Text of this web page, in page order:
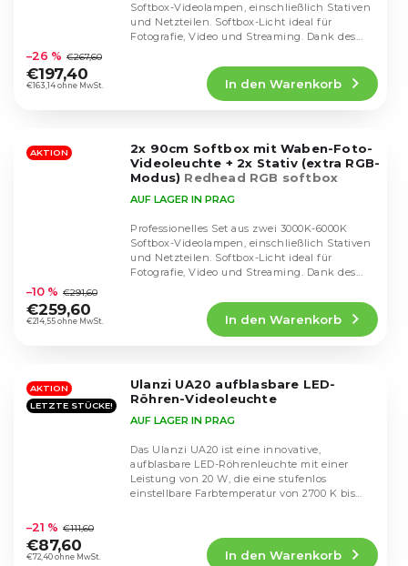
durchschnittliche
Produktbewertung
ist
Sternen.
€163,14 ohne MwSt.
–26 % €267,60
€197,40
In den Warenkorb
Softbox-Videolampen, einschließlich Stativen
und Netzteilen. Softbox-Licht ideal für
Fotografie, Video und Streaming. Dank des...
AKTION
2x 90cm Softbox mit Waben-Foto-
Videoleuchte + 2x Stativ (extra RGB-
Modus) Redhead RGB softbox
durchschnittliche
Produktbewertung
ist
Sternen.
AUF LAGER IN PRAG
€214,55 ohne MwSt.
–10 % €291,60
€259,60
In den Warenkorb
Professionelles Set aus zwei 3000K-6000K
Softbox-Videolampen, einschließlich Stativen
und Netzteilen. Softbox-Licht ideal für
Fotografie, Video und Streaming. Dank des...
AKTION
LETZTE STÜCKE!
Ulanzi UA20 aufblasbare LED-
Röhren-Videoleuchte
durchschnittliche
Produktbewertung
ist
AUF LAGER IN PRAG
€72,40 ohne MwSt.
–21 % €111,60
€87,60
In den Warenkorb
Das Ulanzi UA20 ist eine innovative,
aufblasbare LED-Röhrenleuchte mit einer
Leistung von 20 W, die eine stufenlos
einstellbare Farbtemperatur von 2700 K bis